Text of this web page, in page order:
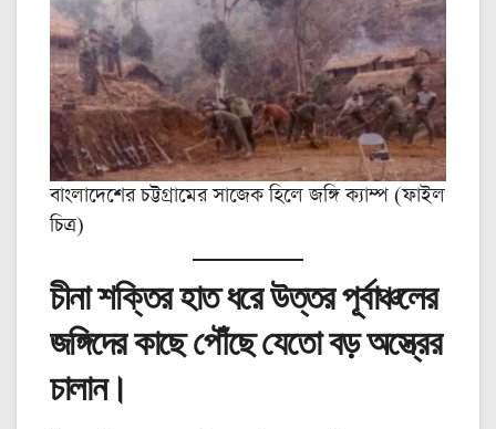
বাংলাদেশের চট্টগ্রামের সাজেক হিলে জঙ্গি ক্যাম্প (ফাইল
চিত্র)
চীনা শক্তির হাত ধরে উত্তর পূর্বাঞ্চলের
জঙ্গিদের কাছে পৌঁছে যেতো বড় অস্ত্রের
চালান।